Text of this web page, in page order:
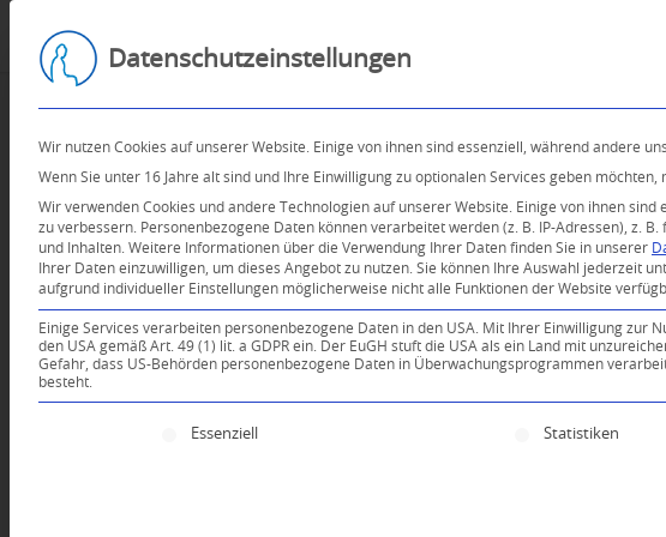
Datenschutzeinstellungen
Wir nutzen Cookies auf unserer Website. Einige von ihnen sind essenziell, während andere
Wenn Sie unter 16 Jahre alt sind und Ihre Einwilligung zu optionalen Services geben
Wir verwenden Cookies und andere Technologien auf unserer Website. Einige von ihnen
zu verbessern.
Personenbezogene Daten können verarbeitet werden (z. B. IP-Adressen), z.
und Inhalten. Weitere Informationen über die Verwendung Ihrer Daten finden Sie in unserer
Ihrer Daten einzuwilligen, um dieses Angebot zu nutzen. Sie können Ihre Auswahl jederzeit
aufgrund individueller Einstellungen möglicherweise nicht alle Funktionen der Website
Einige Services verarbeiten personenbezogene Daten in den USA. Mit Ihrer Einwilligung zur
den USA gemäß Art. 49 (1) lit. a GDPR ein. Der EuGH stuft die USA als ein Land mit
Gefahr, dass US-Behörden personenbezogene Daten in Überwachungsprogrammen
besteht.
Es folgt eine Liste der Service-Gruppen, für die eine
Essenziell Statistiken